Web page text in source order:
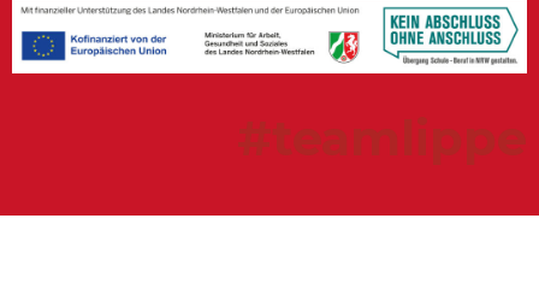
#teamlippe